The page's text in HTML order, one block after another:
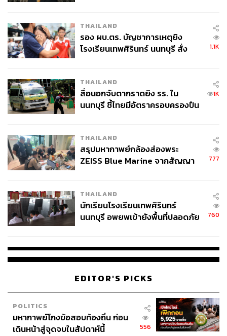
THAILAND
รอง ผบ.ตร. บัญชาการเหตุยิง
โรงเรียนเทพศิรินทร์ นนทบุรี สั่ง
1.1K
THAILAND
สื่อนอกจับตากราดยิง รร. ใน
นนทบุรี ชี้ไทยมีอัตราครอบครองปืน
1K
THAILAND
สรุปมหากาพย์กล้องส่องพระ
ZEISS Blue Marine จากสัญญา
จ่ายหนี้-แอบระบุแบรนด์
777
THAILAND
นักเรียนโรงเรียนเทพศิรินทร์
นนทบุรี อพยพเข้ายังพื้นที่ปลอดภัย
760
EDITOR'S PICKS
POLITICS
มหากาพย์โกงข้อสอบท้องถิ่น ก่อน
เดินหน้าสู่จุดจบในสัปดาห์นี้
556